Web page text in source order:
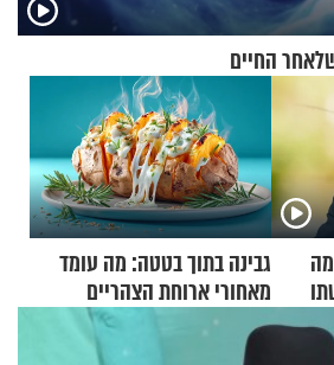
החיים
גבינה בתוך בטטה: מה עומד
מאחורי ארוחת הצהריים
שכבשה את הרשת?